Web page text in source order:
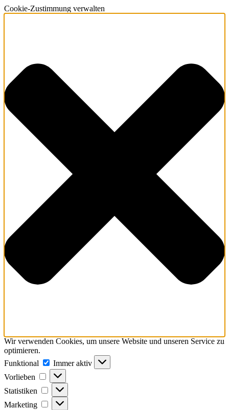
Cookie-Zustimmung verwalten
Wir verwenden Cookies, um unsere Website und unseren Service zu
optimieren.
Funktional
Funktional
Immer aktiv
Vorlieben
Vorlieben
Statistiken Statistiken
Marketing Marketing